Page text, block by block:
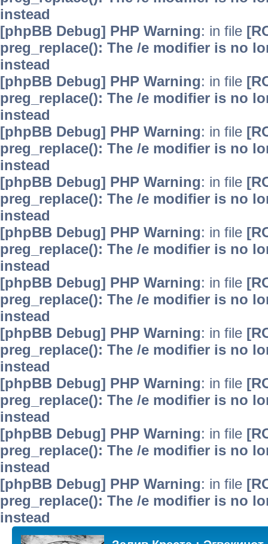
instead
[phpBB Debug] PHP Warning: in file
preg_replace(): The /e modifier is no
instead
[phpBB Debug] PHP Warning: in file
preg_replace(): The /e modifier is no
instead
[phpBB Debug] PHP Warning: in file
preg_replace(): The /e modifier is no
instead
[phpBB Debug] PHP Warning: in file
preg_replace(): The /e modifier is no
instead
[phpBB Debug] PHP Warning: in file
preg_replace(): The /e modifier is no
instead
[phpBB Debug] PHP Warning: in file
preg_replace(): The /e modifier is no
instead
[phpBB Debug] PHP Warning: in file
preg_replace(): The /e modifier is no
instead
[phpBB Debug] PHP Warning: in file
preg_replace(): The /e modifier is no
instead
[phpBB Debug] PHP Warning: in file
preg_replace(): The /e modifier is no
instead
[phpBB Debug] PHP Warning: in file
preg_replace(): The /e modifier is no
instead